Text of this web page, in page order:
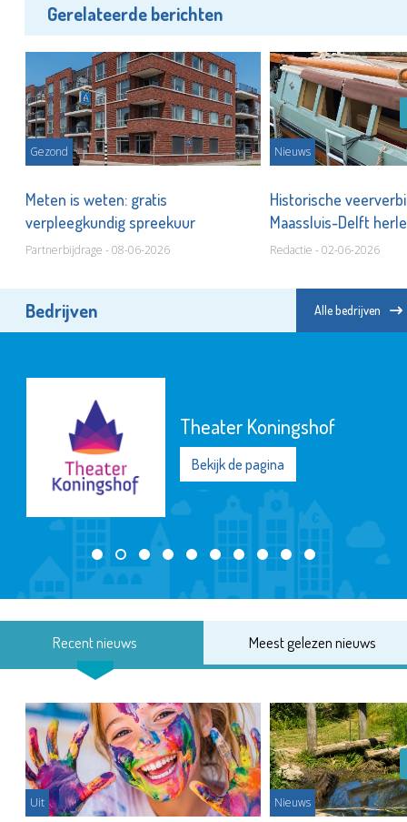
Gerelateerde berichten
Gezond
Meten is weten: gratis
verpleegkundig spreekuur
Partnerbijdrage - 08-06-2026
Nieuws
Historische
Maassluis-Delft
Redactie - 02-06-2026
Bedrijven Alle bedrijven
Jozefmavo
Bekijk de pagina
Recent nieuws Meest gelezen nieuws
Uit Nieuws